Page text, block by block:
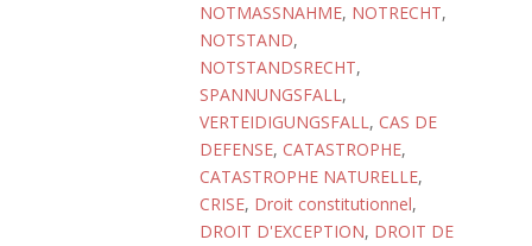
NOTMASSNAHME, NOTRECHT,
NOTSTAND,
NOTSTANDSRECHT,
SPANNUNGSFALL,
VERTEIDIGUNGSFALL, CAS DE
DEFENSE, CATASTROPHE,
CATASTROPHE NATURELLE,
CRISE, Droit constitutionnel,
DROIT D'EXCEPTION, DROIT DE